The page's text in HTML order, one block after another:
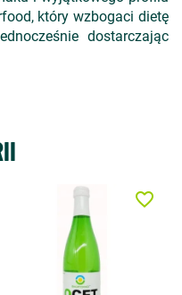
który wzbogaci dietę
dostarczając
favorite_border